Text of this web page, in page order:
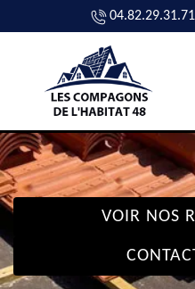
04.82.29.31.71
VOIR NOS